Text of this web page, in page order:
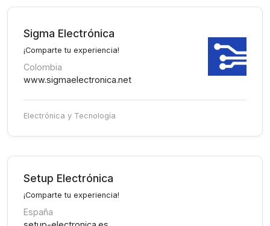
Sigma Electrónica
¡Comparte tu experiencia!
Colombia
www.sigmaelectronica.net
Electrónica y Tecnología
Setup Electrónica
¡Comparte tu experiencia!
España